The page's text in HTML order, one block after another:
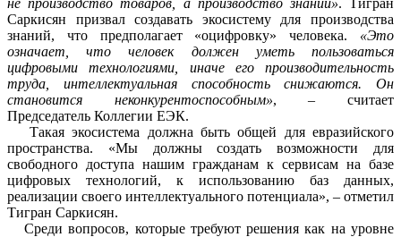
Саркисян призвал создавать экосистему для производства
знаний, что предполагает «оцифровку» человека. «Это
означает, что человек должен уметь пользоваться
цифровыми технологиями, иначе его производительность
труда, интеллектуальная способность снижаются. Он
становится неконкурентоспособным», – считает
Председатель Коллегии ЕЭК.
Такая экосистема должна быть общей для евразийского
пространства. «Мы должны создать возможности для
свободного доступа нашим гражданам к сервисам на базе
цифровых технологий, к использованию баз данных,
реализации своего интеллектуального потенциала», – отметил
Тигран Саркисян.
Среди вопросов, которые требуют решения как на уровне